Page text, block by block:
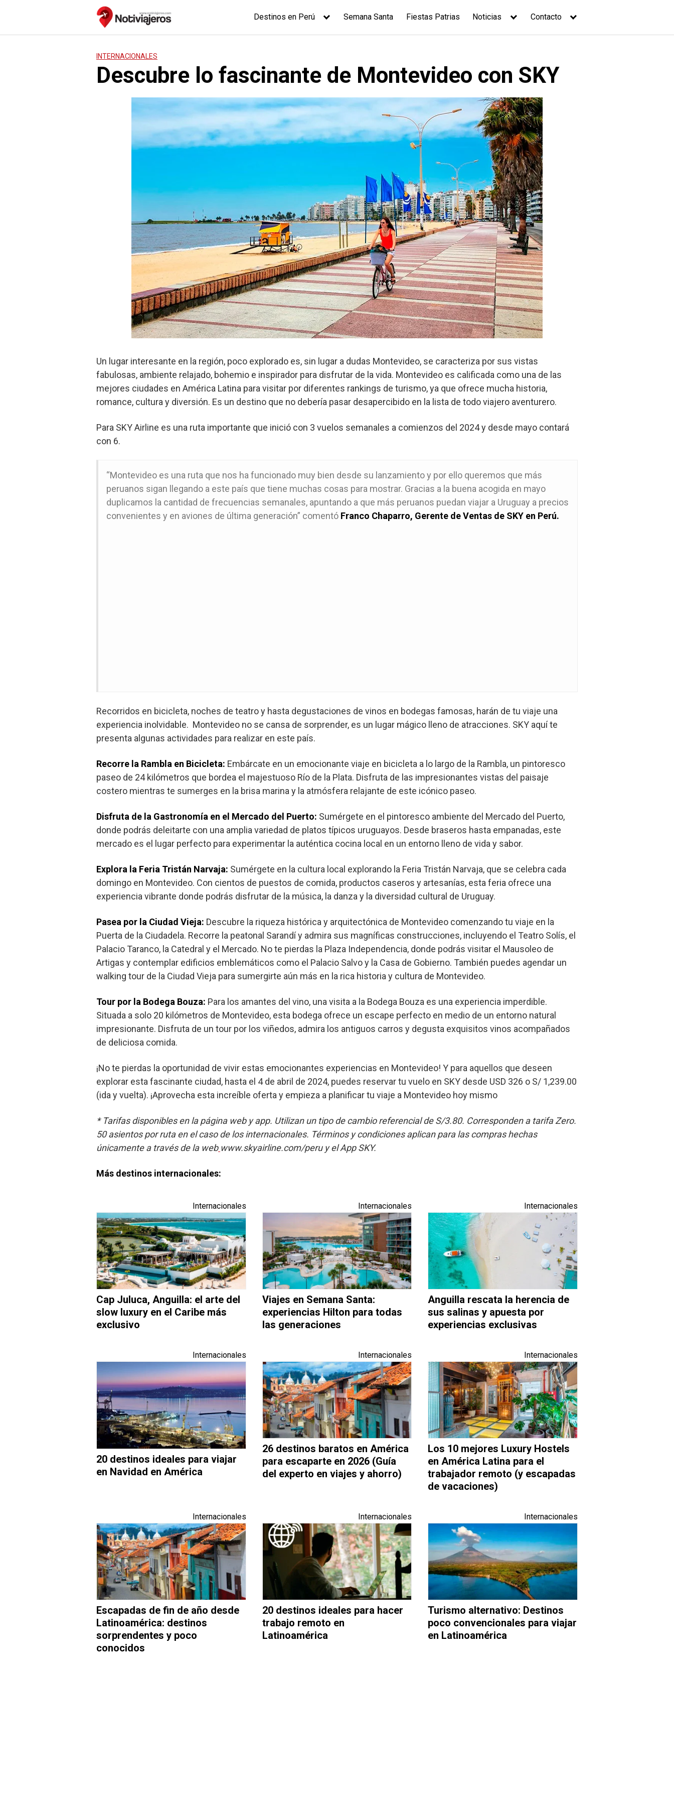
Destinos en Perú Semana Santa Fiestas Patrias Noticias Contacto
INTERNACIONALES
Descubre lo fascinante de Montevideo con SKY
Un lugar interesante en la región, poco explorado es, sin lugar a dudas Montevideo, se caracteriza por sus vistas
fabulosas, ambiente relajado, bohemio e inspirador para disfrutar de la vida. Montevideo es calificada como una de las
mejores ciudades en América Latina para visitar por diferentes rankings de turismo, ya que ofrece mucha historia,
romance, cultura y diversión. Es un destino que no debería pasar desapercibido en la lista de todo viajero aventurero.
Para SKY Airline es una ruta importante que inició con 3 vuelos semanales a comienzos del 2024 y desde mayo contará
con 6.
“Montevideo es una ruta que nos ha funcionado muy bien desde su lanzamiento y por ello queremos que más
peruanos sigan llegando a este país que tiene muchas cosas para mostrar. Gracias a la buena acogida en mayo
duplicamos la cantidad de frecuencias semanales, apuntando a que más peruanos puedan viajar a Uruguay a precios
convenientes y en aviones de última generación” comentó Franco Chaparro, Gerente de Ventas de SKY en Perú.
Recorridos en bicicleta, noches de teatro y hasta degustaciones de vinos en bodegas famosas, harán de tu viaje una
experiencia inolvidable. Montevideo no se cansa de sorprender, es un lugar mágico lleno de atracciones. SKY aquí te
presenta algunas actividades para realizar en este país.
Recorre la Rambla en Bicicleta: Embárcate en un emocionante viaje en bicicleta a lo largo de la Rambla, un pintoresco
paseo de 24 kilómetros que bordea el majestuoso Río de la Plata. Disfruta de las impresionantes vistas del paisaje
costero mientras te sumerges en la brisa marina y la atmósfera relajante de este icónico paseo.
Disfruta de la Gastronomía en el Mercado del Puerto: Sumérgete en el pintoresco ambiente del Mercado del Puerto,
donde podrás deleitarte con una amplia variedad de platos típicos uruguayos. Desde braseros hasta empanadas, este
mercado es el lugar perfecto para experimentar la auténtica cocina local en un entorno lleno de vida y sabor.
Explora la Feria Tristán Narvaja: Sumérgete en la cultura local explorando la Feria Tristán Narvaja, que se celebra cada
domingo en Montevideo. Con cientos de puestos de comida, productos caseros y artesanías, esta feria ofrece una
experiencia vibrante donde podrás disfrutar de la música, la danza y la diversidad cultural de Uruguay.
Pasea por la Ciudad Vieja: Descubre la riqueza histórica y arquitectónica de Montevideo comenzando tu viaje en la
Puerta de la Ciudadela. Recorre la peatonal Sarandí y admira sus magníficas construcciones, incluyendo el Teatro Solís, el
Palacio Taranco, la Catedral y el Mercado. No te pierdas la Plaza Independencia, donde podrás visitar el Mausoleo de
Artigas y contemplar edificios emblemáticos como el Palacio Salvo y la Casa de Gobierno. También puedes agendar un
walking tour de la Ciudad Vieja para sumergirte aún más en la rica historia y cultura de Montevideo.
Tour por la Bodega Bouza: Para los amantes del vino, una visita a la Bodega Bouza es una experiencia imperdible.
Situada a solo 20 kilómetros de Montevideo, esta bodega ofrece un escape perfecto en medio de un entorno natural
impresionante. Disfruta de un tour por los viñedos, admira los antiguos carros y degusta exquisitos vinos acompañados
de deliciosa comida.
¡No te pierdas la oportunidad de vivir estas emocionantes experiencias en Montevideo! Y para aquellos que deseen
explorar esta fascinante ciudad, hasta el 4 de abril de 2024, puedes reservar tu vuelo en SKY desde USD 326 o S/ 1,239.00
(ida y vuelta). ¡Aprovecha esta increíble oferta y empieza a planificar tu viaje a Montevideo hoy mismo
* Tarifas disponibles en la página web y app. Utilizan un tipo de cambio referencial de S/3.80. Corresponden a tarifa Zero.
50 asientos por ruta en el caso de los internacionales. Términos y condiciones aplican para las compras hechas
únicamente a través de la web www.skyairline.com/peru y el App SKY.
Más destinos internacionales:
Internacionales
Cap Juluca, Anguilla: el arte del
slow luxury en el Caribe más
exclusivo
Internacionales
Viajes en Semana Santa:
experiencias Hilton para todas
las generaciones
Internacionales
Anguilla rescata la herencia de
sus salinas y apuesta por
experiencias exclusivas
Internacionales
20 destinos ideales para viajar
en Navidad en América
Internacionales
26 destinos baratos en América
para escaparte en 2026 (Guía
del experto en viajes y ahorro)
Internacionales
Los 10 mejores Luxury Hostels
en América Latina para el
trabajador remoto (y escapadas
de vacaciones)
Internacionales
Escapadas de fin de año desde
Latinoamérica: destinos
sorprendentes y poco
conocidos
Internacionales
20 destinos ideales para hacer
trabajo remoto en
Latinoamérica
Internacionales
Turismo alternativo: Destinos
poco convencionales para viajar
en Latinoamérica